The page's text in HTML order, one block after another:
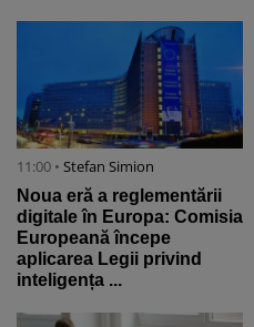
11:00 • Stefan Simion
Noua eră a reglementării
digitale în Europa: Comisia
Europeană începe
aplicarea Legii privind
inteligența ...